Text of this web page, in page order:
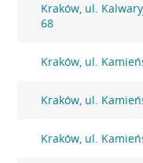
Kraków, ul.
68
Kraków, ul.
Kraków, ul.
Kraków, ul.